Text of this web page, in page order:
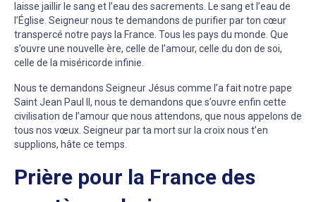
laisse jaillir le sang et l’eau des sacrements. Le sang et l’eau de
l’Église. Seigneur nous te demandons de purifier par ton cœur
transpercé notre pays la France. Tous les pays du monde. Que
s’ouvre une nouvelle ère, celle de l’amour, celle du don de soi,
celle de la miséricorde infinie.
Nous te demandons Seigneur Jésus comme l’a fait notre pape
Saint Jean Paul II, nous te demandons que s’ouvre enfin cette
civilisation de l’amour que nous attendons, que nous appelons de
tous nos vœux. Seigneur par ta mort sur la croix nous t’en
supplions, hâte ce temps.
Prière pour la France des